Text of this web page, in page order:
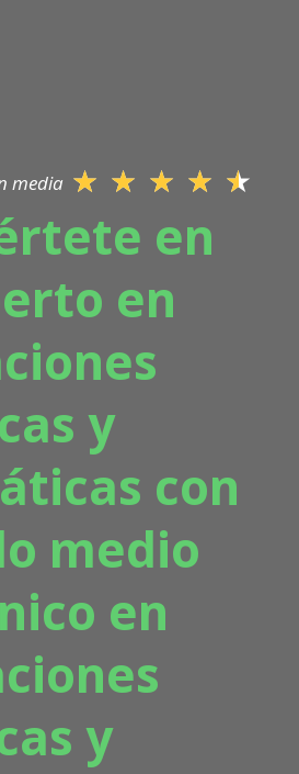
media ★ ★ ★ ★ ★
en
en
y
con
medio
en
y